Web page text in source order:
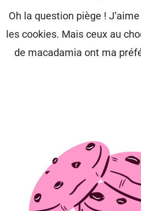
Oh la question piège !
les cookies. Mais ceux au
de macadamia ont ma